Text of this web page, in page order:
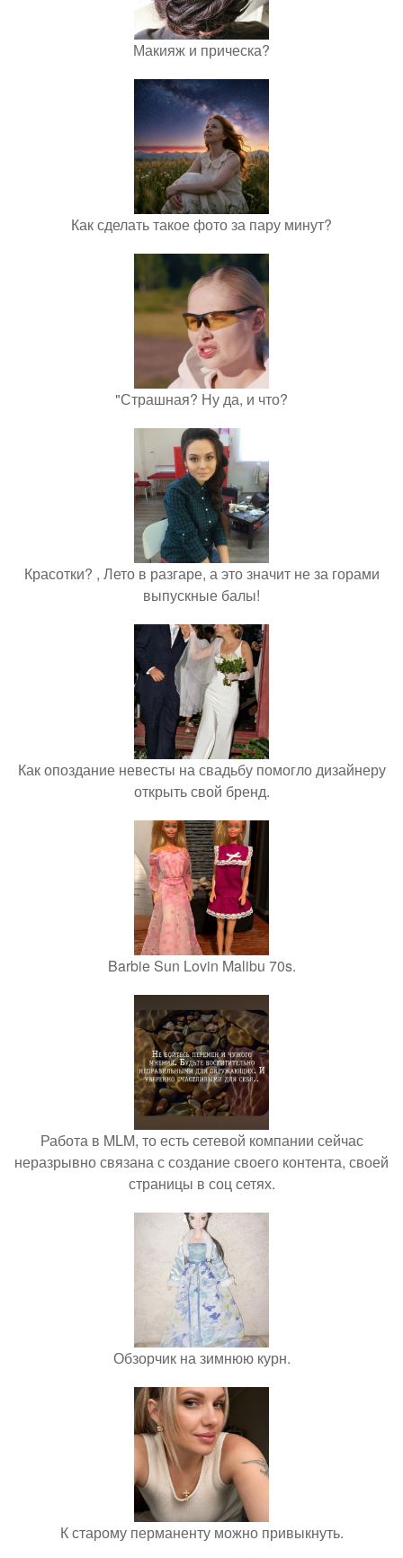
Макияж и прическа?
Как сделать такое фото за пару минут?
"Страшная? Ну да, и что?
Красотки? , Лето в разгаре, а это значит не за горами
выпускные балы!
Как опоздание невесты на свадьбу помогло дизайнеру
открыть свой бренд.
Barbie Sun Lovin Malibu 70s.
Работа в MLM, то есть сетевой компании сейчас
неразрывно связана с создание своего контента, своей
страницы в соц сетях.
Обзорчик на зимнюю курн.
К старому перманенту можно привыкнуть.